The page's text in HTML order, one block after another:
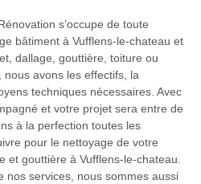
s’occupe de toute
bâtiment à Vufflens-le-chateau et
dallage, gouttière, toiture ou
avons les effectifs, la
techniques nécessaires. Avec
et votre projet sera entre de
à la perfection toutes les
pour le nettoyage de votre
et gouttière à Vufflens-le-chateau.
nos services, nous sommes aussi